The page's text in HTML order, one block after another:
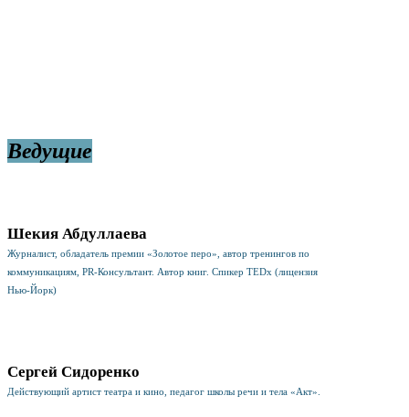
Ведущие
Шекия Абдуллаева
Журналист, обладатель премии «Золотое перо», автор тренингов по
коммуникациям, PR-Консультант. Автор книг. Спикер TEDx (лицензия
Нью-Йорк)
Сергей Сидоренко
Действующий артист театра и кино, педагог школы речи и тела «Акт».